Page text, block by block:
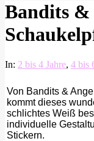
Bandits &
In: 2 bis 4 Jahre, 4 bis
Von Bandits &
kommt dieses
schlichtes Weiß
individuelle
Stickern.